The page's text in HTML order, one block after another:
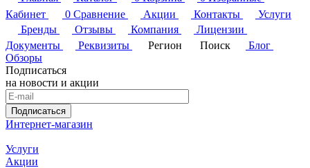
Кабинет
0 Сравнение Акции Контакты
Услуги
Бренды
Отзывы Компания
Лицензии
Документы
Реквизиты Регион Поиск
Блог
Обзоры
Подписаться
на новости и акции
Подписаться
Интернет-магазин
Услуги
Акции